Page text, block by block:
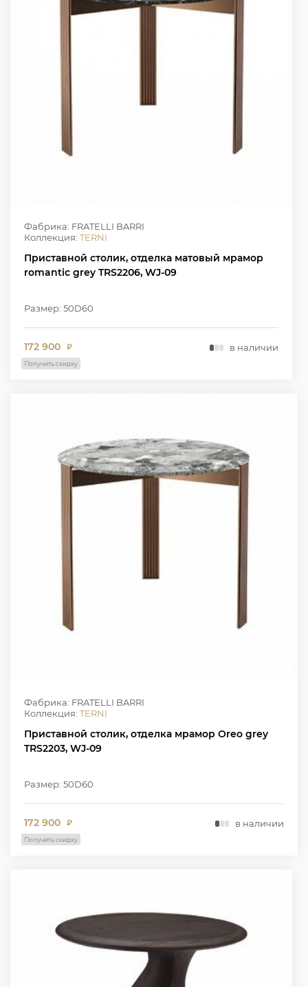
Фабрика: FRATELLI BARRI
Коллекция: TERNI
Приставной столик, отделка матовый мрамор
romantiс grey TRS2206, WJ-09
Размер: 50D60
172 900 ₽ в наличии
Получить скидку
Фабрика: FRATELLI BARRI
Коллекция: TERNI
Приставной столик, отделка мрамор Oreo grey
TRS2203, WJ-09
Размер: 50D60
172 900 ₽ в наличии
Получить скидку